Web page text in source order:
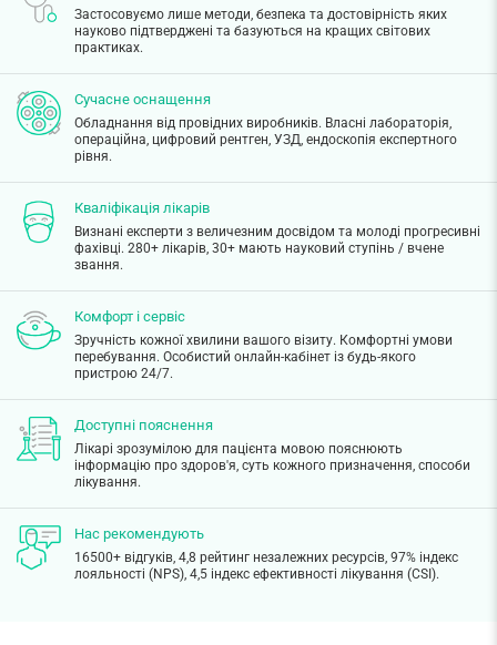
Застосовуємо лише методи, безпека та достовірність яких
науково підтверджені та базуються на кращих світових
практиках.
Сучасне оснащення
Обладнання від провідних виробників. Власні лабораторія,
операційна, цифровий рентген, УЗД, ендоскопія експертного
рівня.
Кваліфікація лікарів
Визнані експерти з величезним досвідом та молоді прогресивні
фахівці. 280+ лікарів, 30+ мають науковий ступінь / вчене
звання.
Комфорт і сервіс
Зручність кожної хвилини вашого візиту. Комфортні умови
перебування. Особистий онлайн-кабінет із будь-якого
пристрою 24/7.
Доступні пояснення
Лікарі зрозумілою для пацієнта мовою пояснюють
інформацію про здоров'я, суть кожного призначення, способи
лікування.
Нас рекомендують
16500+ відгуків, 4,8 рейтинг незалежних ресурсів, 97% індекс
лояльності (NPS), 4,5 індекс ефективності лікування (CSI).